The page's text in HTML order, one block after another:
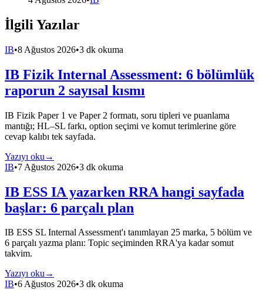
İlgili Yazılar
IB•8 Ağustos 2026•3 dk okuma
IB Fizik Internal Assessment: 6 bölümlük
raporun 2 sayısal kısmı
IB Fizik Paper 1 ve Paper 2 formatı, soru tipleri ve puanlama
mantığı; HL–SL farkı, option seçimi ve komut terimlerine göre
cevap kalıbı tek sayfada.
Yazıyı oku →
IB•7 Ağustos 2026•3 dk okuma
IB ESS IA yazarken RRA hangi sayfada
başlar: 6 parçalı plan
IB ESS SL Internal Assessment'ı tanımlayan 25 marka, 5 bölüm ve
6 parçalı yazma planı: Topic seçiminden RRA'ya kadar somut
takvim.
Yazıyı oku→
IB•6 Ağustos 2026•3 dk okuma